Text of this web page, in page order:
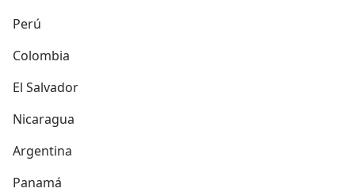
Perú
Colombia
El Salvador
Nicaragua
Argentina
Panamá